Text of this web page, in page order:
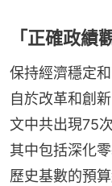
「正確政績
保持經濟穩定
自於改革和創
文中共出現75
其中包括深化
歷史基數的預